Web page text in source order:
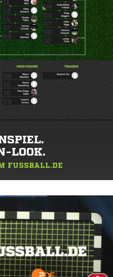
LOOK.
FUSSBALL.DE